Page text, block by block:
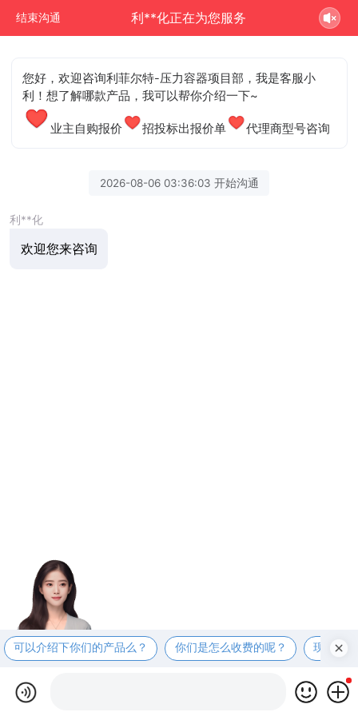
结束沟通 利**化正在为您服务
您好，欢迎咨询利菲尔特-压力容器项目部，我是客服小
利！想了解哪款产品，我可以帮你介绍一下~
业主自购报价 招投标出报价单 代理商型号咨询
2026-08-06 03:36:03 开始沟通
利**化
欢迎您来咨询
可以介绍下你们的产品么？ 你们是怎么收费的呢？ 现在有